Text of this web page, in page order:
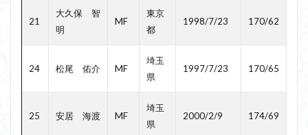
21
大久保 智
明
MF
東京
都
1998/7/23 170/62
24 松尾 佑介 MF
埼玉
県
1997/7/23 170/65
25 安居 海渡 MF
埼玉
県
2000/2/9 174/69